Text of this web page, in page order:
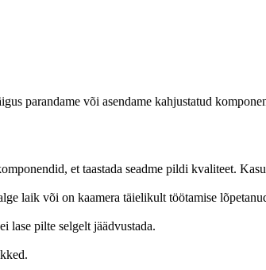
parandame või asendame kahjustatud
et taastada seadme pildi kvaliteet.
laik või on kaamera täielikult töötamise
lase pilte selgelt jäädvustada.